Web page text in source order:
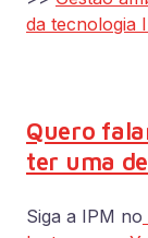
da tecnologia
Quero
ter uma
Siga a IPM no